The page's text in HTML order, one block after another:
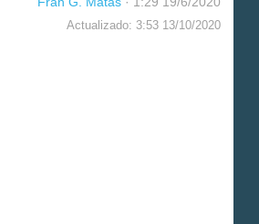
Actualizado: 3:53 13/10/2020